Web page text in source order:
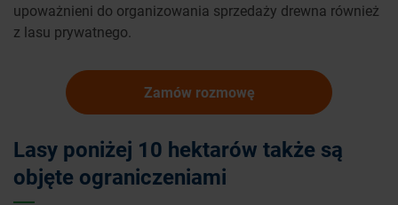
upoważnieni do organizowania sprzedaży drewna również
z lasu prywatnego.
Zamów rozmowę
Lasy poniżej 10 hektarów także są
objęte ograniczeniami